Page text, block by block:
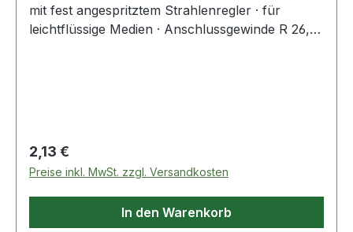
mit fest angespritztem Strahlenregler · für
leichtflüssige Medien · Anschlussgewinde R 26,9
Regulärer Preis:
2,13 €
Preise inkl. MwSt. zzgl. Versandkosten
In den Warenkorb